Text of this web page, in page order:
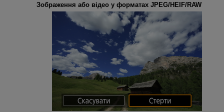
Зображення або відео у форматах JPEG/HEIF/RAW